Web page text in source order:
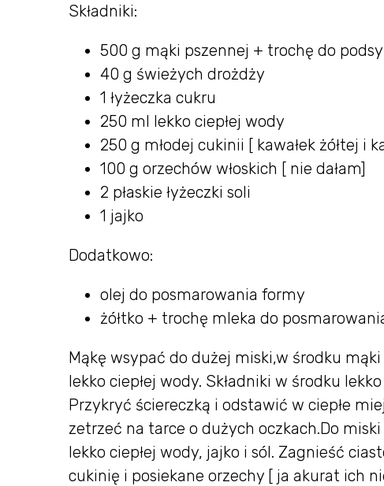
Składniki:
500 g mąki pszennej + trochę do
40 g świeżych drożdży
1 łyżeczka cukru
250 ml lekko ciepłej wody
250 g młodej cukinii [ kawałek żółtej i
100 g orzechów włoskich [ nie dałam]
2 płaskie łyżeczki soli
1 jajko
Dodatkowo:
olej do posmarowania formy
żółtko + trochę mleka do
Mąkę wsypać do dużej miski,w środku
lekko ciepłej wody. Składniki w środku
Przykryć ściereczką i odstawić w ciepłe
zetrzeć na tarce o dużych oczkach.Do
lekko ciepłej wody, jajko i sól. Zagnieść
cukinię i posiekane orzechy [ ja akurat ich